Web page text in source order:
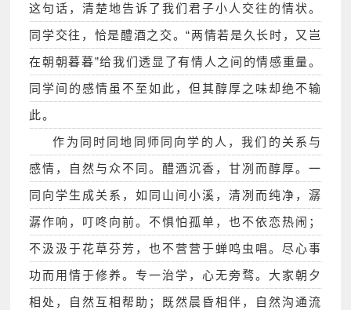
这句话，清楚地告诉了我们君子小人交往的情状。
同学交往，恰是醴酒之交。“两情若是久长时，又岂
在朝朝暮暮”给我们透显了有情人之间的情感重量。
同学间的感情虽不至如此，但其醇厚之味却绝不输
此。
作为同时同地同师同向学的人，我们的关系与
感情，自然与众不同。醴酒沉香，甘冽而醇厚。一
同向学生成关系，如同山间小溪，清冽而纯净，潺
潺作响，叮咚向前。不惧怕孤单，也不依恋热闹；
不汲汲于花草芬芳，也不营营于蝉鸣虫唱。尽心事
功而用情于修养。专一治学，心无旁骛。大家朝夕
相处，自然互相帮助；既然晨昏相伴，自然沟通流